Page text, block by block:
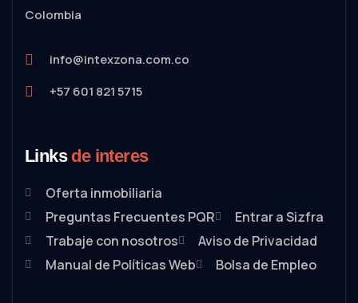
Colombia
info@intexzona.com.co
+57 601 821 5715
Linksde interes
Oferta inmobiliaria
Preguntas Frecuentes PQR
Entrar a Sizfra
Trabaje con nosotros
Aviso de Privacidad
Manual de Políticas Web
Bolsa de Empleo